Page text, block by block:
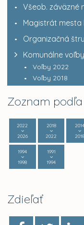
Všeob. záväzné
Magistrát mesta
Organizačná
Komunálne voľby
Voľby 2022
Voľby 2018
Zoznam
2022
2026
2018
2022
2014
2018
1994
1998
1991
1994
Zdieľať